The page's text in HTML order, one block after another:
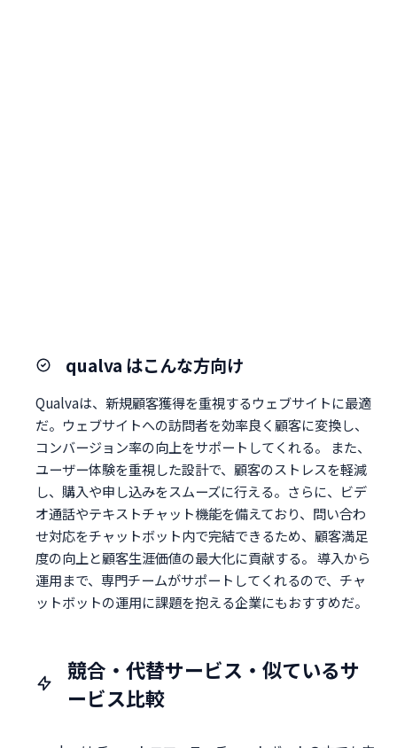
qualva はこんな方向け
Qualvaは、新規顧客獲得を重視するウェブサイトに最適
だ。ウェブサイトへの訪問者を効率良く顧客に変換し、
コンバージョン率の向上をサポートしてくれる。 また、
ユーザー体験を重視した設計で、顧客のストレスを軽減
し、購入や申し込みをスムーズに行える。さらに、ビデ
オ通話やテキストチャット機能を備えており、問い合わ
せ対応をチャットボット内で完結できるため、顧客満足
度の向上と顧客生涯価値の最大化に貢献する。 導入から
運用まで、専門チームがサポートしてくれるので、チャ
ットボットの運用に課題を抱える企業にもおすすめだ。
競合・代替サービス・似ているサ
ービス比較